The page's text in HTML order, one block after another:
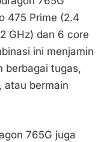
475 Prime (2.4
GHz) dan 6 core
ini menjamin
berbagai tugas,
atau bermain
765G juga